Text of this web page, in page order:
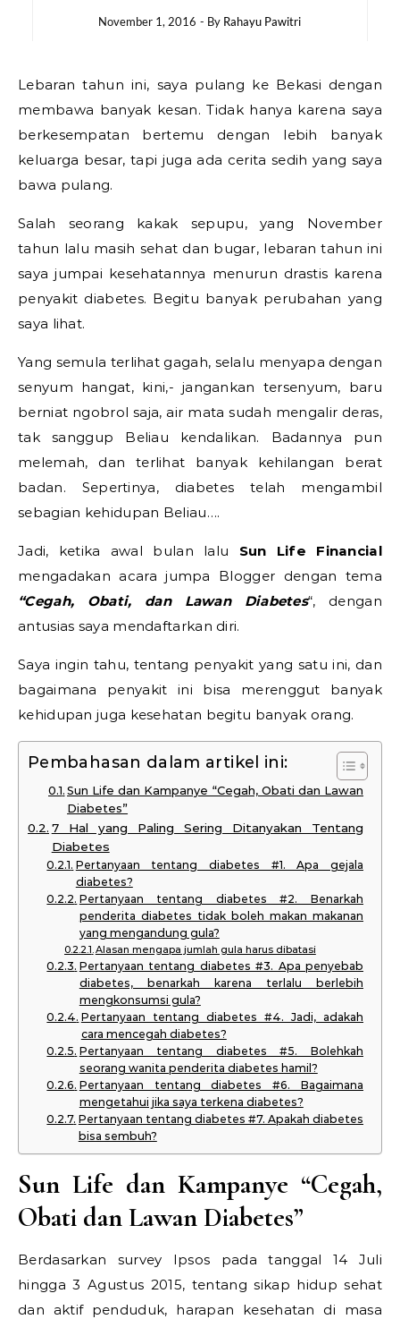
November 1, 2016 - By Rahayu Pawitri
Lebaran tahun ini, saya pulang ke Bekasi dengan
membawa banyak kesan. Tidak hanya karena saya
berkesempatan bertemu dengan lebih banyak
keluarga besar, tapi juga ada cerita sedih yang saya
bawa pulang.
Salah seorang kakak sepupu, yang November
tahun lalu masih sehat dan bugar, lebaran tahun ini
saya jumpai kesehatannya menurun drastis karena
penyakit diabetes. Begitu banyak perubahan yang
saya lihat.
Yang semula terlihat gagah, selalu menyapa dengan
senyum hangat, kini,- jangankan tersenyum, baru
berniat ngobrol saja, air mata sudah mengalir deras,
tak sanggup Beliau kendalikan. Badannya pun
melemah, dan terlihat banyak kehilangan berat
badan. Sepertinya, diabetes telah mengambil
sebagian kehidupan Beliau….
Jadi, ketika awal bulan lalu Sun Life Financial
mengadakan acara jumpa Blogger dengan tema
“Cegah, Obati, dan Lawan Diabetes“, dengan
antusias saya mendaftarkan diri.
Saya ingin tahu, tentang penyakit yang satu ini, dan
bagaimana penyakit ini bisa merenggut banyak
kehidupan juga kesehatan begitu banyak orang.
Pembahasan dalam artikel ini:
Sun Life dan Kampanye “Cegah, Obati dan Lawan
Diabetes”
7 Hal yang Paling Sering Ditanyakan Tentang
Diabetes
Pertanyaan tentang diabetes #1. Apa gejala
diabetes?
Pertanyaan tentang diabetes #2. Benarkah
penderita diabetes tidak boleh makan makanan
yang mengandung gula?
Alasan mengapa jumlah gula harus dibatasi
Pertanyaan tentang diabetes #3. Apa penyebab
diabetes, benarkah karena terlalu berlebih
mengkonsumsi gula?
Pertanyaan tentang diabetes #4. Jadi, adakah
cara mencegah diabetes?
Pertanyaan tentang diabetes #5. Bolehkah
seorang wanita penderita diabetes hamil?
Pertanyaan tentang diabetes #6. Bagaimana
mengetahui jika saya terkena diabetes?
Pertanyaan tentang diabetes #7. Apakah diabetes
bisa sembuh?
Sun Life dan Kampanye “Cegah,
Obati dan Lawan Diabetes”
Berdasarkan survey Ipsos pada tanggal 14 Juli
hingga 3 Agustus 2015, tentang sikap hidup sehat
dan aktif penduduk, harapan kesehatan di masa